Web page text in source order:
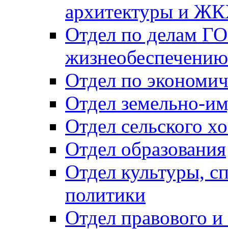
архитектуры и
Отдел по делам
Отдел по
Отдел земельно-
Отдел сельского
Отдел образования
Отдел культуры,
политики
Отдел правового